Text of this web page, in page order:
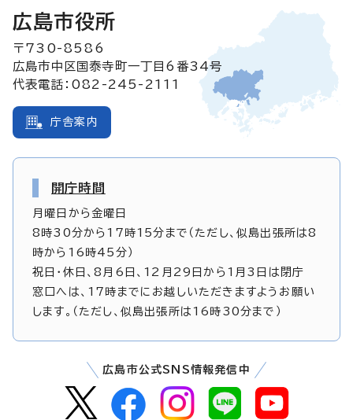
広島市役所
〒730-8586
広島市中区国泰寺町一丁目6番34号
代表電話：082-245-2111
庁舎案内
開庁時間
月曜日から金曜日
8時30分から17時15分まで（ただし、似島出張所は8
時から16時45分）
祝日・休日、8月6日、12月29日から1月3日は閉庁
窓口へは、17時までにお越しいただきますようお願い
します。（ただし、似島出張所は16時30分まで）
広島市公式SNS情報発信中